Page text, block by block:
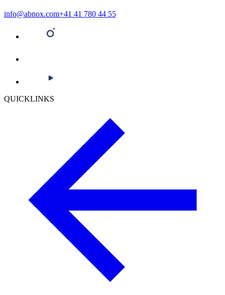
info@abnox.com+41 41 780 44 55
QUICKLINKS